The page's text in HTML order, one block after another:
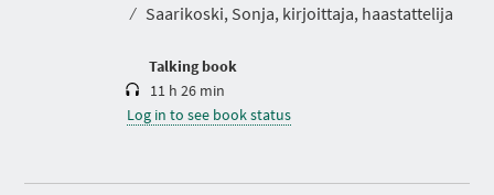
⁄ Saarikoski, Sonja, kirjoittaja, haastattelija
Talking book
i
11 h 26 min
Log in to see book status
D